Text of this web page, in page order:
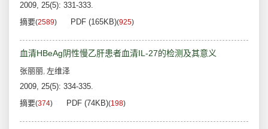
2009, 25(5): 331-333.
摘要(2589) PDF (165KB)(925)
血清HBeAg阴性慢乙肝患者血清IL-27的检测及其意义
张丽丽, 左维泽
2009, 25(5): 334-335.
摘要(374) PDF (74KB)(198)